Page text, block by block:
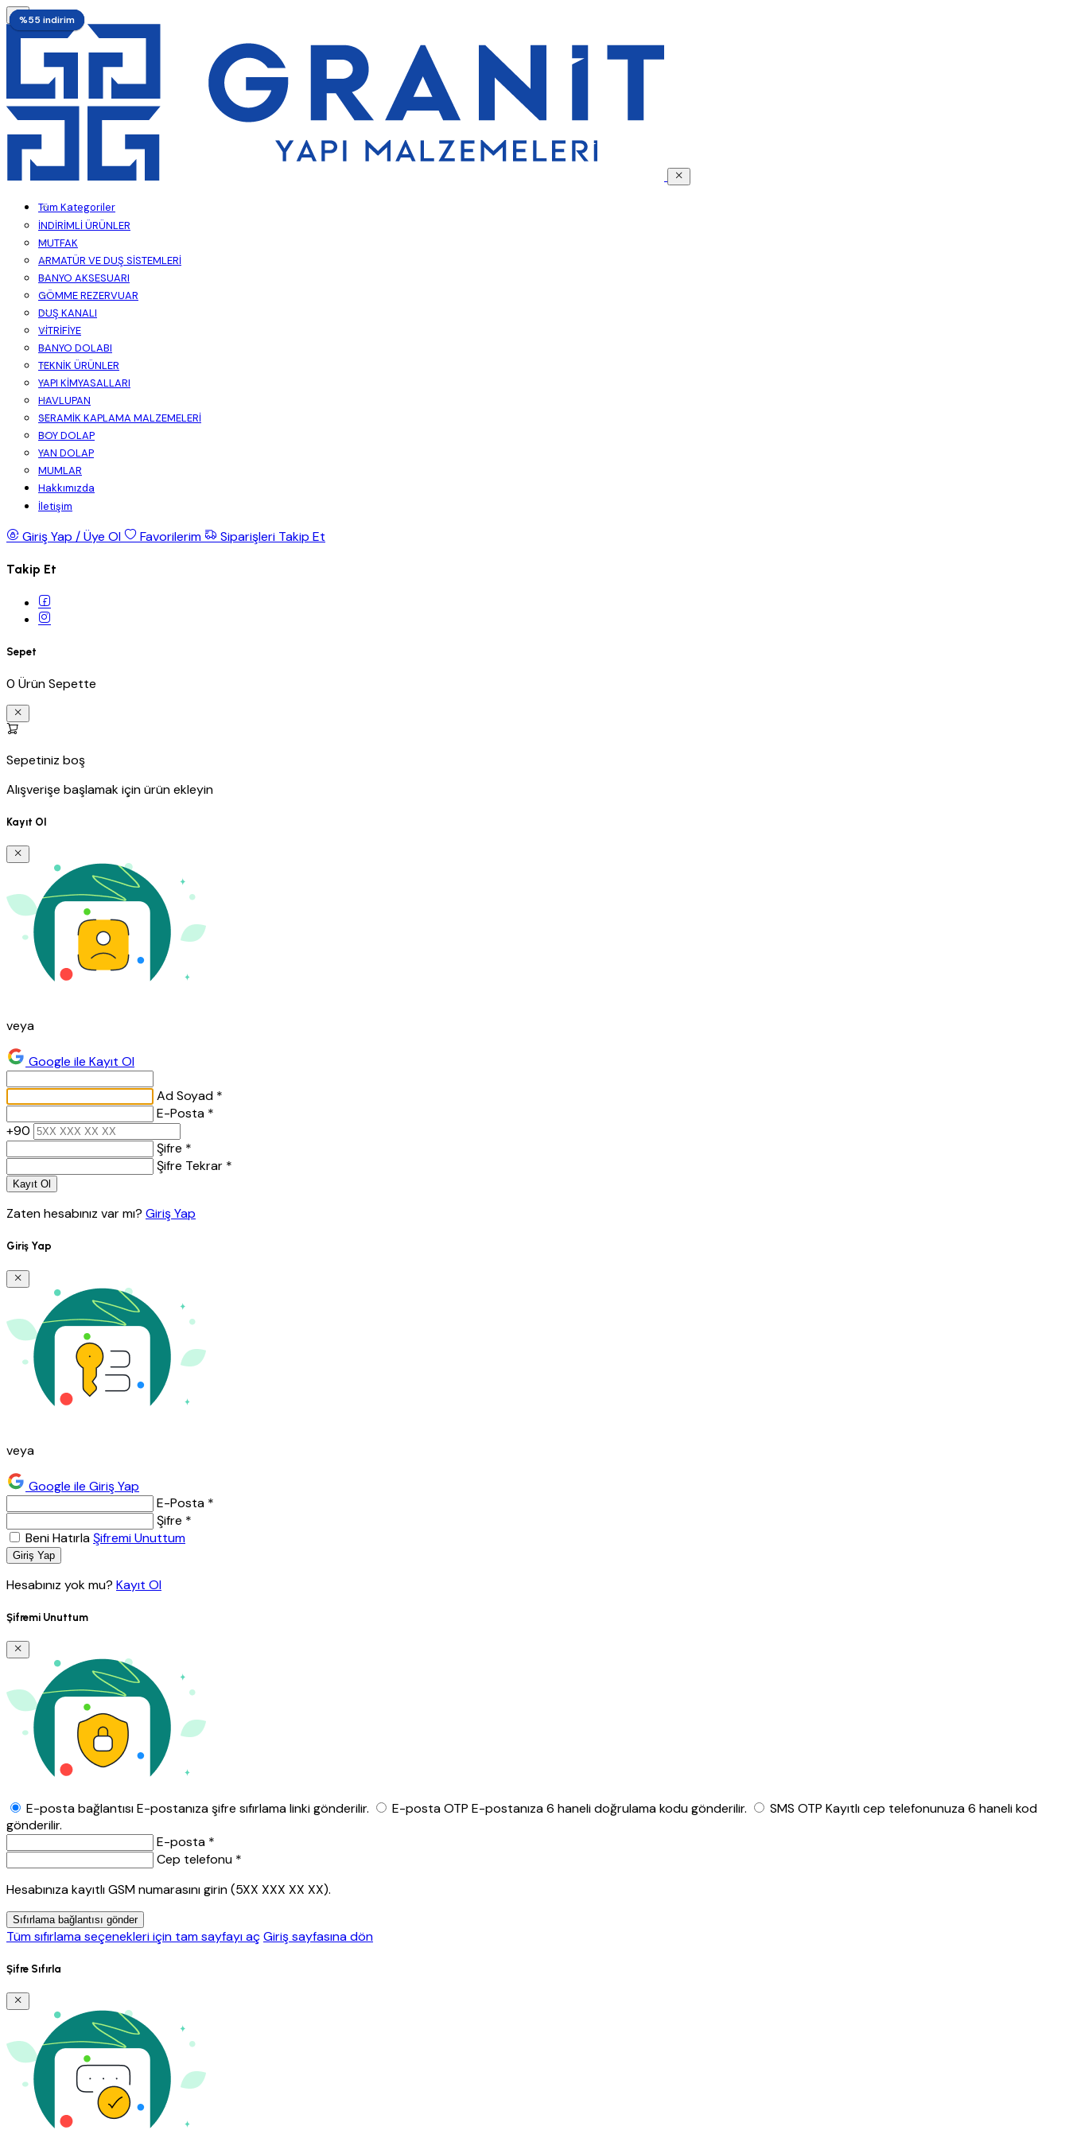
Tüm Kategoriler
İNDİRİMLİ ÜRÜNLER
MUTFAK
ARMATÜR VE DUŞ SİSTEMLERİ
BANYO AKSESUARI
GÖMME REZERVUAR
DUŞ KANALI
VİTRİFİYE
BANYO DOLABI
TEKNİK ÜRÜNLER
YAPI KİMYASALLARI
HAVLUPAN
SERAMİK KAPLAMA MALZEMELERİ
BOY DOLAP
YAN DOLAP
MUMLAR
Hakkımızda
İletişim
Giriş Yap / Üye Ol Favorilerim Siparişleri Takip Et
Takip Et
Sepet
0 Ürün Sepette
Sepetiniz boş
Alışverişe başlamak için ürün ekleyin
Kayıt Ol
veya
Google ile Kayıt Ol
Ad Soyad *
E-Posta *
+90
Şifre *
Şifre Tekrar *
Kayıt Ol
Zaten hesabınız var mı? Giriş Yap
Giriş Yap
veya
Google ile Giriş Yap
E-Posta *
Şifre *
Beni HatırlaŞifremi Unuttum
Giriş Yap
Hesabınız yok mu? Kayıt Ol
Şifremi Unuttum
E-posta bağlantısıE-postanıza şifre sıfırlama linki gönderilir. E-posta OTP E-postanıza 6 haneli doğrulama kodu gönderilir. SMS OTP Kayıtlı cep telefonunuza 6 haneli kod
gönderilir.
E-posta *
Cep telefonu *
Hesabınıza kayıtlı GSM numarasını girin (5XX XXX XX XX).
Sıfırlama bağlantısı gönder
Tüm sıfırlama seçenekleri için tam sayfayı açGiriş sayfasına dön
Şifre Sıfırla
%55 indirim
%52 indirim
%55 indirim
%55 indirim
%55 indirim